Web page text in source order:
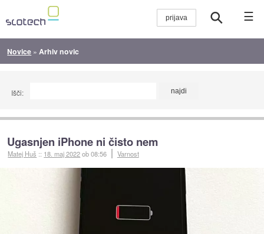
☰
Novice » Arhiv novic
Išči:
Ugasnjen iPhone ni čisto nem
Matej Huš :: 18. maj 2022ob 08:56 Varnost